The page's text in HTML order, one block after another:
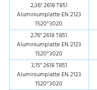
2,36" 2618 T851
Aluminiumplatte EN 2123
1520*3020
2,76" 2618 T851
Aluminiumplatte EN 2123
1520*3020
3,15" 2618 T851
Aluminiumplatte EN 2123
1520*3020